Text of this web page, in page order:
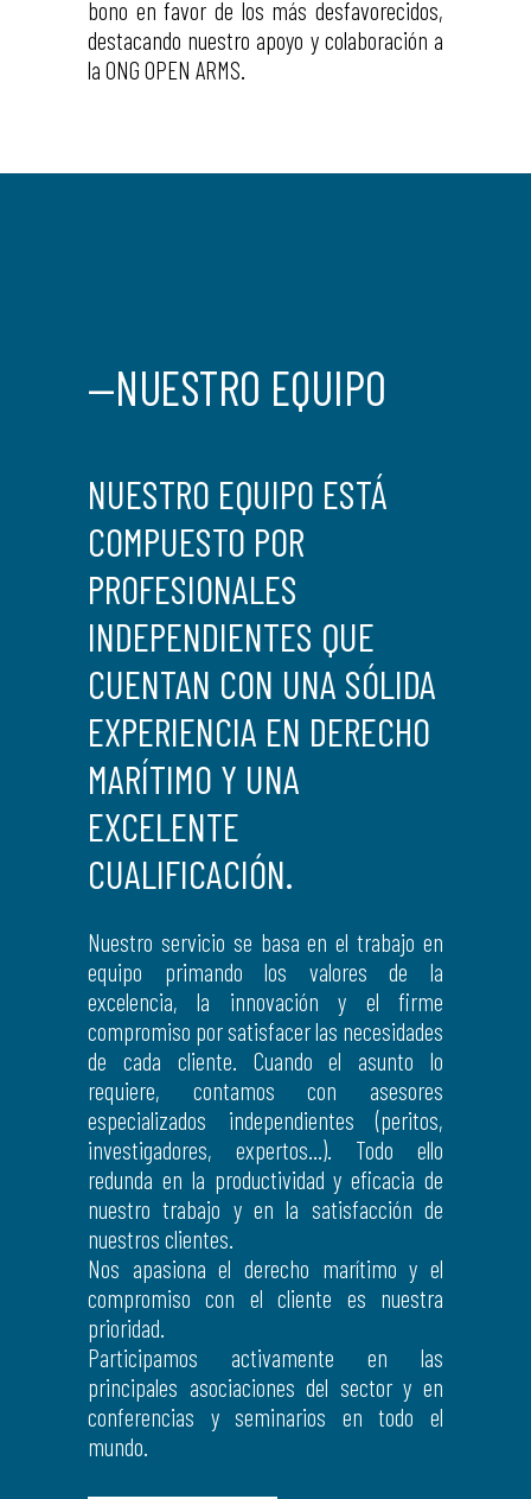
bono en favor de los más desfavorecidos,
destacando nuestro apoyo y colaboración a
la ONG OPEN ARMS.
—NUESTRO EQUIPO
NUESTRO EQUIPO ESTÁ
COMPUESTO POR
PROFESIONALES
INDEPENDIENTES QUE
CUENTAN CON UNA SÓLIDA
EXPERIENCIA EN DERECHO
MARÍTIMO Y UNA
EXCELENTE
CUALIFICACIÓN.
Nuestro servicio se basa en el trabajo en
equipo primando los valores de la
excelencia, la innovación y el firme
compromiso por satisfacer las necesidades
de cada cliente. Cuando el asunto lo
requiere, contamos con asesores
especializados independientes (peritos,
investigadores, expertos…). Todo ello
redunda en la productividad y eficacia de
nuestro trabajo y en la satisfacción de
nuestros clientes.
Nos apasiona el derecho marítimo y el
compromiso con el cliente es nuestra
prioridad.
Participamos activamente en las
principales asociaciones del sector y en
conferencias y seminarios en todo el
mundo.